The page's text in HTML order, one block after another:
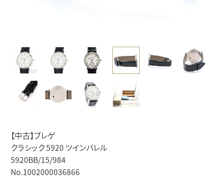
【中古】ブレゲ
クラシック 5920 ツインバレル
5920BB/15/984
No.1002000036866